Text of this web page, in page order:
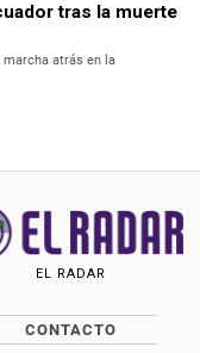
tras la muerte
marcha atrás en la
EL RADAR
CONTACTO